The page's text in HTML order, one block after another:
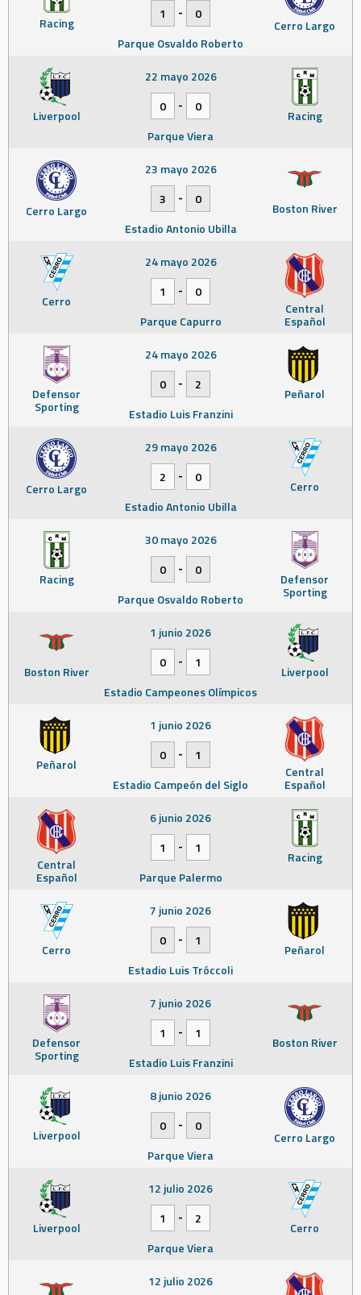
Racing Cerro Largo
1
-
0
Parque Osvaldo Roberto
Liverpool Racing
22 mayo 2026
0
-
0
Parque Viera
Cerro Largo Boston River
23 mayo 2026
3
-
0
Estadio Antonio Ubilla
Cerro Central
Español
24 mayo 2026
1
-
0
Parque Capurro
Defensor
Sporting
Peñarol
24 mayo 2026
0
-
2
Estadio Luis Franzini
Cerro Largo Cerro
29 mayo 2026
2
-
0
Estadio Antonio Ubilla
Racing Defensor
Sporting
30 mayo 2026
0
-
0
Parque Osvaldo Roberto
Boston River Liverpool
1 junio 2026
0
-
1
Estadio Campeones Olímpicos
Peñarol Central
Español
1 junio 2026
0
-
1
Estadio Campeón del Siglo
Central
Español
Racing
6 junio 2026
1
-
1
Parque Palermo
Cerro Peñarol
7 junio 2026
0
-
1
Estadio Luis Tróccoli
Defensor
Sporting
Boston River
7 junio 2026
1
-
1
Estadio Luis Franzini
Liverpool Cerro Largo
8 junio 2026
0
-
0
Parque Viera
Liverpool Cerro
12 julio 2026
1
-
2
Parque Viera
12 julio 2026